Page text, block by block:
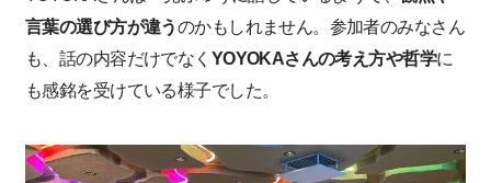
言葉の選び方が違うのかもしれません。参加者のみなさん
も、話の内容だけでなく YOYOKAさんの考え方や哲学に
も感銘を受けている様子でした。